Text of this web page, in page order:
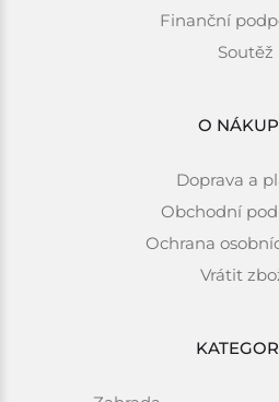
Finanční
Soutěž
O
Doprava a
Obchodní
Ochrana
Vrátit